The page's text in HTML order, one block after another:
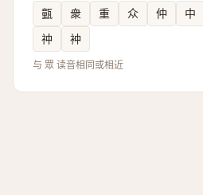
㼿 衆 重 众 仲 中
祌
衶
与 眾 读音相同或相近